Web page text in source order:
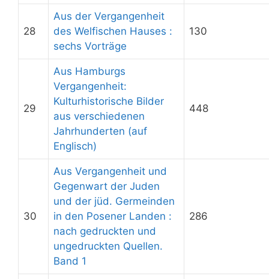
28
Aus der Vergangenheit
des Welfischen Hauses :
sechs Vorträge
130
29
Aus Hamburgs
Vergangenheit:
Kulturhistorische Bilder
aus verschiedenen
Jahrhunderten (auf
Englisch)
448
30
Aus Vergangenheit und
Gegenwart der Juden
und der jüd. Germeinden
in den Posener Landen :
nach gedruckten und
ungedruckten Quellen.
Band 1
286